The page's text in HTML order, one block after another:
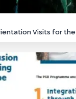
Visits for the